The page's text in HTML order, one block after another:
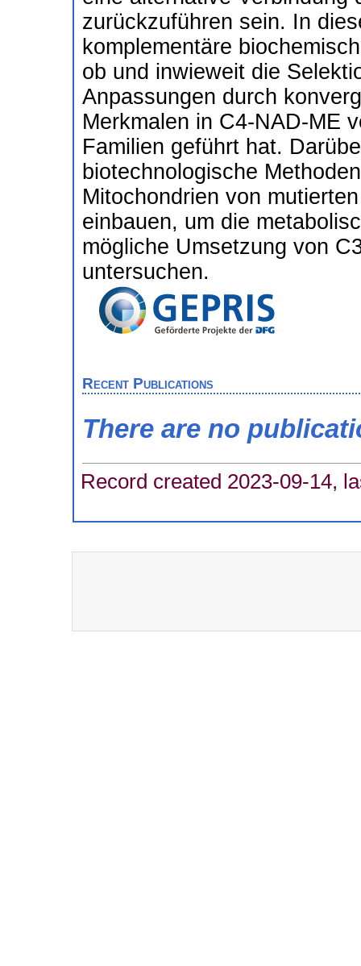
zurückzuführen sein. In
komplementäre
ob und inwieweit die
Anpassungen durch
Merkmalen in C4-NAD-ME
Familien geführt hat.
biotechnologische
Mitochondrien von
einbauen, um die
mögliche Umsetzung von
untersuchen.
Recent Publications
There are no
Record created 2023-09-14,